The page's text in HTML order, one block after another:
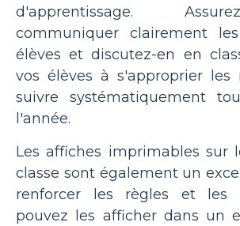
d'apprentissage.
communiquer clairement
élèves et discutez-en en
vos élèves à s'approprier
suivre systématiquement
l'année.
Les affiches imprimables sur
classe sont également un
renforcer les règles et les
pouvez les afficher dans un